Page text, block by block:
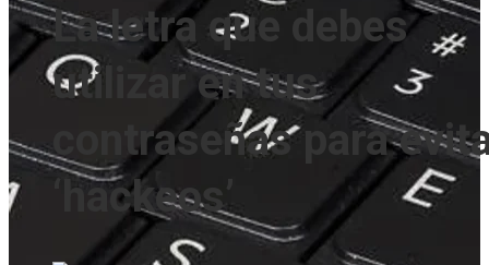
La letra que debes
utilizar en tus
contraseñas para
‘hackeos’